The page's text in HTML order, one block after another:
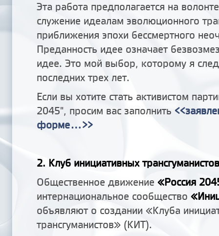
Эта работа предполагается на
служение идеалам эволюционного
приближения эпохи бессмертного
Преданность идее означает
идее. Это мой выбор, которому я
последних трех лет.
Если вы хотите стать активистом
2045", просим вас заполнить
форме...>>
2. Клуб инициативных
Общественное движение «Россия
интернациональное сообщество
объявляют о создании «Клуба
трансгуманистов» (КИТ).